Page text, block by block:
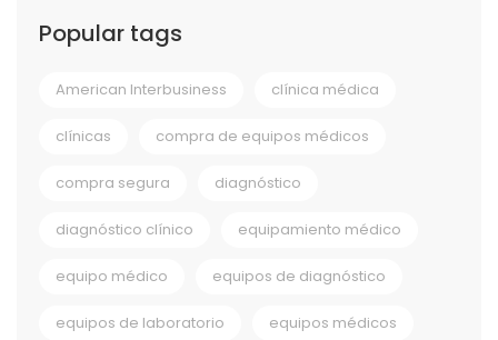
Popular tags
American Interbusiness clínica médica
clínicas compra de equipos médicos
compra segura diagnóstico
diagnóstico clínico equipamiento médico
equipo médico equipos de diagnóstico
equipos de laboratorio equipos médicos